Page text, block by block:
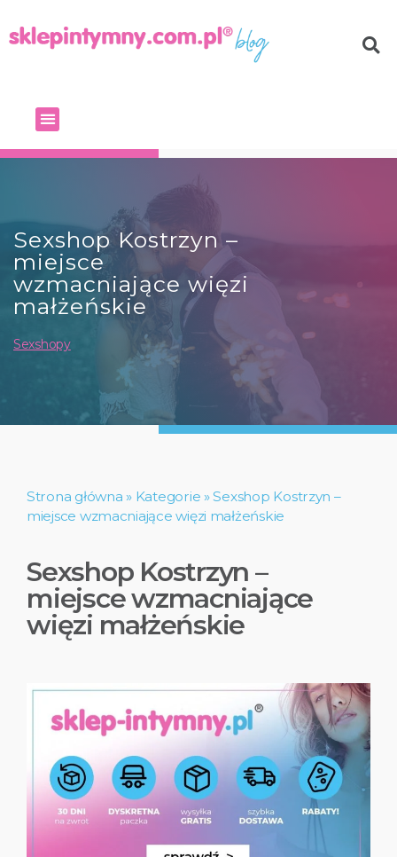
Sexshop Kostrzyn –
miejsce
wzmacniające więzi
małżeńskie
Sexshopy
Strona główna » Kategorie »Sexshop Kostrzyn –
miejsce wzmacniające więzi małżeńskie
Sexshop Kostrzyn –
miejsce wzmacniające
więzi małżeńskie